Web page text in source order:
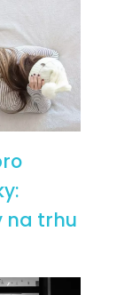
na trhu